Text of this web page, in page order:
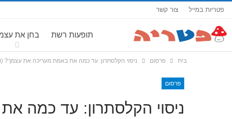
פטריות במייל צור קשר
תופעות רשת בחן את
בית פרסום ניסוי הקלסתרון: עד כמה את באמת מעריכה את עצמך?
פרסום
ניסוי הקלסתרון: עד כמה